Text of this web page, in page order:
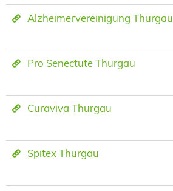
Alzheimervereinigung Thurgau
Pro Senectute Thurgau
Curaviva Thurgau
Spitex Thurgau